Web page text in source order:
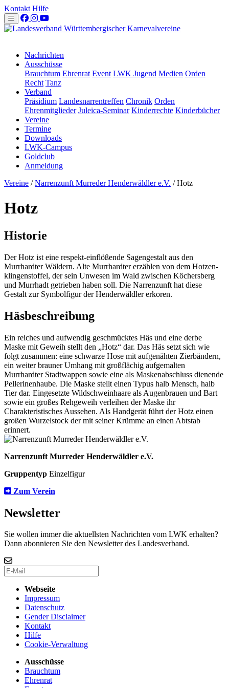
Kontakt Hilfe
Nachrichten
Ausschüsse
Brauchtum Ehrenrat Event LWK Jugend Medien Orden
Recht Tanz
Verband
Präsidium Landesnarrentreffen Chronik Orden
Ehrenmitglieder Juleica-Seminar Kinderrechte Kinderbücher
Vereine
Termine
Downloads
LWK-Campus
Goldclub
Anmeldung
Vereine / Narrenzunft Murreder Henderwäldler e.V. /Hotz
Hotz
Historie
Der Hotz ist eine respekt-einflößende Sagengestalt aus den
Murrhardter Wäldern. Alte Murrhardter erzählen von dem Hotzen-
klingenstoffel, der sein Unwesen im Wald zwischen Köchersberg
und Murrhadt getrieben haben soll. Die Narrenzunft hat diese
Gestalt zur Symbolfigur der Henderwäldler erkoren.
Häsbeschreibung
Ein reiches und aufwendig geschmücktes Häs und eine derbe
Maske mit Geweih stellt den „Hotz“ dar. Das Häs setzt sich wie
folgt zusammen: eine schwarze Hose mit aufgenähten Zierbändern,
ein weiter brauner Umhang mit großflächig aufgemalten
Murrhardter Stadtwappen sowie eine als Maskenabschluss dienende
Pellerinenhaube. Die Maske stellt einen Typus halb Mensch, halb
Tier dar. Eingesetzte Wildschweinhaare als Augenbrauen und Bart
sowie ein großes Rehgeweih verleihen der Maske ihr
Charakteristisches Aussehen. Als Handgerät führt der Hotz einen
großen Wurzelstock der mit seiner Krümme an einen Abtstab
erinnert.
Narrenzunft Murreder Henderwäldler e.V.
Gruppentyp Einzelfigur
Zum Verein
Newsletter
Sie wollen immer die aktuellsten Nachrichten vom LWK erhalten?
Dann abonnieren Sie den Newsletter des Landesverband.
Webseite
Impressum
Datenschutz
Gender Disclaimer
Kontakt
Hilfe
Cookie-Verwaltung
Ausschüsse
Brauchtum
Ehrenrat